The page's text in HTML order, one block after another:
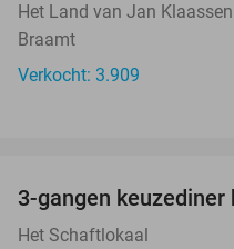
Het Land van Jan Klaassen
Braamt
Verkocht: 3.909
3-gangen
Het Schaftlokaal